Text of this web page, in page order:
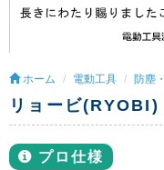
ホーム 電動工具 防塵
リョービ
プロ仕様